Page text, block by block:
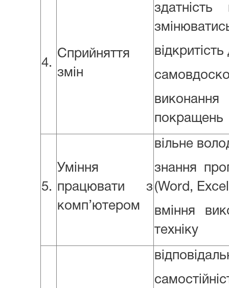
4.
Сприйняття
змін
покращень
5.
Уміння
працювати з
комп’ютером
вільне
знання
(Word,
вміння
техніку